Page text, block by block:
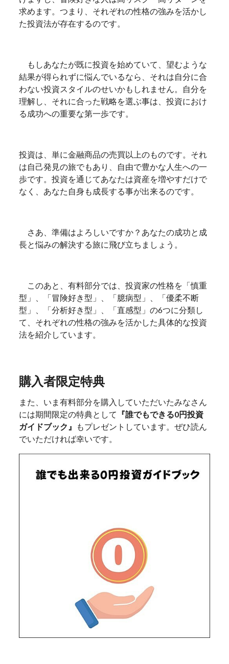
求めます。つまり、それぞれの性格の強みを活かし
た投資法が存在するのです。
もしあなたが既に投資を始めていて、望むような
結果が得られずに悩んでいるなら、それは自分に合
わない投資スタイルのせいかもしれません。自分を
理解し、それに合った戦略を選ぶ事は、投資におけ
る成功への重要な第一歩です。
投資は、単に金融商品の売買以上のものです。それ
は自己発見の旅でもあり、自由で豊かな人生への一
歩です。投資を通じてあなたは資産を増やすだけで
なく、あなた自身も成長する事が出来るのです。
さあ、準備はよろしいですか？あなたの成功と成
長と悩みの解決する旅に飛び立ちましょう。
このあと、有料部分では、投資家の性格を「慎重
型」、「冒険好き型」、「臆病型」、「優柔不断
型」、「分析好き型」、「直感型」の6つに分類し
て、それぞれの性格の強みを活かした具体的な投資
法を紹介しています。
購入者限定特典
また、いま有料部分を購入していただいたみなさん
には期間限定の特典として 『誰でもできる0円投資
ガイドブック』
もプレゼントしています。ぜひ読ん
でいただければ幸いです。